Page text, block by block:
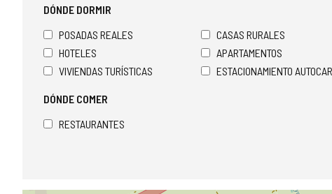
DÓNDE DORMIR
POSADAS REALES
CASAS RURALES
HOTELES
APARTAMENTOS
VIVIENDAS TURÍSTICAS
ESTACIONAMIENTO
DÓNDE COMER
RESTAURANTES